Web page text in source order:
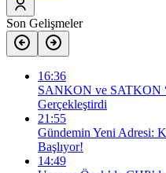
Son Gelişmeler
16:36
SANKON ve SATKON
Gerçekleştirdi
21:55
Gündemin Yeni Adresi:
Başlıyor!
14:49